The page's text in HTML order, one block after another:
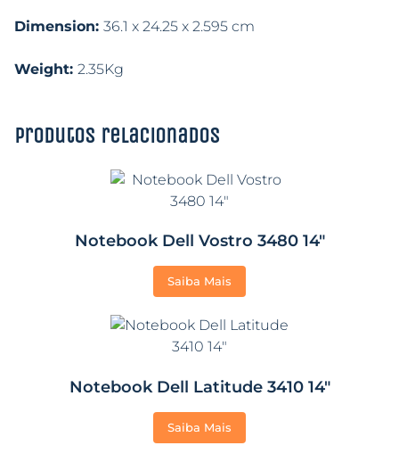
Dimension: 36.1 x 24.25 x 2.595 cm
Weight: 2.35Kg
Produtos relacionados
Notebook Dell Vostro 3480 14″
Saiba Mais
Notebook Dell Latitude 3410 14″
Saiba Mais